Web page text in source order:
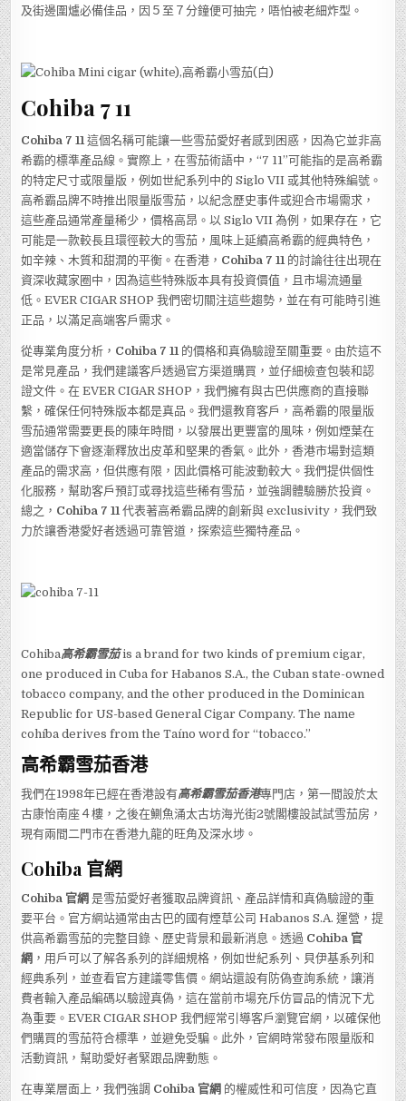
及街邊圍爐必備佳品，因５至７分鐘便可抽完，唔怕被老細炸型。
Cohiba 7 11
Cohiba 7 11 這個名稱可能讓一些雪茄愛好者感到困惑，因為它並非高
希霸的標準產品線。實際上，在雪茄術語中，“7 11”可能指的是高希霸
的特定尺寸或限量版，例如世紀系列中的 Siglo VII 或其他特殊編號。
高希霸品牌不時推出限量版雪茄，以紀念歷史事件或迎合市場需求，
這些產品通常產量稀少，價格高昂。以 Siglo VII 為例，如果存在，它
可能是一款較長且環徑較大的雪茄，風味上延續高希霸的經典特色，
如辛辣、木質和甜潤的平衡。在香港， Cohiba 7 11 的討論往往出現在
資深收藏家圈中，因為這些特殊版本具有投資價值，且市場流通量
低。EVER CIGAR SHOP 我們密切關注這些趨勢，並在有可能時引進
正品，以滿足高端客戶需求。
從專業角度分析， Cohiba 7 11 的價格和真偽驗證至關重要。由於這不
是常見產品，我們建議客戶透過官方渠道購買，並仔細檢查包裝和認
證文件。在 EVER CIGAR SHOP，我們擁有與古巴供應商的直接聯
繫，確保任何特殊版本都是真品。我們還教育客戶，高希霸的限量版
雪茄通常需要更長的陳年時間，以發展出更豐富的風味，例如煙葉在
適當儲存下會逐漸釋放出皮革和堅果的香氣。此外，香港市場對這類
產品的需求高，但供應有限，因此價格可能波動較大。我們提供個性
化服務，幫助客戶預訂或尋找這些稀有雪茄，並強調體驗勝於投資。
總之， Cohiba 7 11 代表著高希霸品牌的創新與 exclusivity，我們致
力於讓香港愛好者透過可靠管道，探索這些獨特產品。
Cohiba高希霸雪茄 is a brand for two kinds of premium cigar,
one produced in Cuba for Habanos S.A., the Cuban state-owned
tobacco company, and the other produced in the Dominican
Republic for US-based General Cigar Company. The name
cohíba derives from the Taíno word for “tobacco.”
高希霸雪茄香港
我們在1998年已經在香港設有高希霸雪茄香港專門店，第一間設於太
古康怡南座４樓，之後在鰂魚涌太古坊海光街2號閣樓設試試雪茄房，
現有兩間二門市在香港九龍的旺角及深水埗。
Cohiba 官網
Cohiba 官網 是雪茄愛好者獲取品牌資訊、產品詳情和真偽驗證的重
要平台。官方網站通常由古巴的國有煙草公司 Habanos S.A. 運營，提
供高希霸雪茄的完整目錄、歷史背景和最新消息。透過 Cohiba 官
網 ，用戶可以了解各系列的詳細規格，例如世紀系列、貝伊基系列和
經典系列，並查看官方建議零售價。網站還設有防偽查詢系統，讓消
費者輸入產品編碼以驗證真偽，這在當前市場充斥仿冒品的情況下尤
為重要。EVER CIGAR SHOP 我們經常引導客戶瀏覽官網，以確保他
們購買的雪茄符合標準，並避免受騙。此外，官網時常發布限量版和
活動資訊，幫助愛好者緊跟品牌動態。
在專業層面上，我們強調 Cohiba 官網 的權威性和可信度，因為它直